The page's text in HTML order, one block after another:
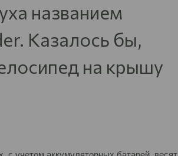
названием
Казалось бы,
на крышу